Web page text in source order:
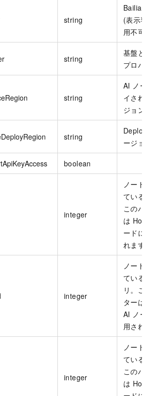
string
Bailian
(表示
用不可)
string
基盤と
プロバ
string
AI ノー
イされ
ジョン
string
ージョ
boolean
integer
ノード
ている
このパ
は
ードに
れます
integer
ノード
ている
リ。こ
ターは
AI ノー
用され
integer
ノード
ている
このパ
は